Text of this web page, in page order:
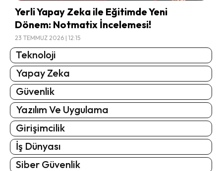
Yerli Yapay Zeka ile Eğitimde Yeni
Dönem: Notmatix İncelemesi!
23 TEMMUZ 2026 | 12:15
Teknoloji
Yapay Zeka
Güvenlik
Yazılım Ve Uygulama
Girişimcilik
İş Dünyası
Siber Güvenlik